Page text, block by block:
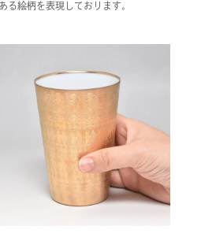
る絵柄を表現しております。